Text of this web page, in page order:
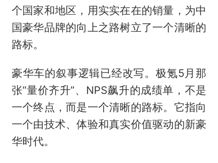
个国家和地区，用实实在在的销量，为中
国豪华品牌的向上之路树立了一个清晰的
路标。
豪华车的叙事逻辑已经改写。极氪5月那
张“量价齐升”、NPS飙升的成绩单，不是
一个终点，而是一个清晰的路标。它指向
一个由技术、体验和真实价值驱动的新豪
华时代。